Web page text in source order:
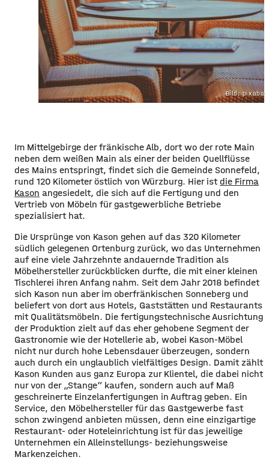
Bild:
Im Mittelgebirge der fränkische Alb, dort wo der rote Main
neben dem weißen Main als einer der beiden Quellflüsse
des Mains entspringt, findet sich die Gemeinde Sonnefeld,
rund 120 Kilometer östlich von Würzburg. Hier istdie Firma
Kason angesiedelt, die sich auf die Fertigung und den
Vertrieb von Möbeln für gastgewerbliche Betriebe
spezialisiert hat.
Die Ursprünge von Kason gehen auf das 320 Kilometer
südlich gelegenen Ortenburg zurück, wo das Unternehmen
auf eine viele Jahrzehnte andauernde Tradition als
Möbelhersteller zurückblicken durfte, die mit einer kleinen
Tischlerei ihren Anfang nahm. Seit dem Jahr 2018 befindet
sich Kason nun aber im oberfränkischen Sonneberg und
beliefert von dort aus Hotels, Gaststätten und Restaurants
mit Qualitätsmöbeln. Die fertigungstechnische Ausrichtung
der Produktion zielt auf das eher gehobene Segment der
Gastronomie wie der Hotellerie ab, wobei Kason-Möbel
nicht nur durch hohe Lebensdauer überzeugen, sondern
auch durch ein unglaublich vielfältiges Design. Damit zählt
Kason Kunden aus ganz Europa zur Klientel, die dabei nicht
nur von der „Stange“ kaufen, sondern auch auf Maß
geschreinerte Einzelanfertigungen in Auftrag geben. Ein
Service, den Möbelhersteller für das Gastgewerbe fast
schon zwingend anbieten müssen, denn eine einzigartige
Restaurant- oder Hoteleinrichtung ist für das jeweilige
Unternehmen ein Alleinstellungs- beziehungsweise
Markenzeichen.